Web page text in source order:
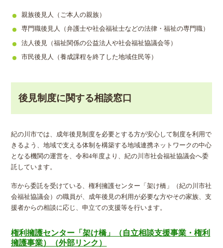
親族後見人（ご本人の親族）
専門職後見人（弁護士や社会福祉士などの法律・福祉の専門職）
法人後見（福祉関係の公益法人や社会福祉協議会等）
市民後見人（養成課程を終了した地域住民等）
後見制度に関する相談窓口
紀の川市では、成年後見制度を必要とする方が安心して制度を利用で
きるよう、地域で支える体制を構築する地域連携ネットワークの中心
となる機関の運営を、令和4年度より、紀の川市社会福祉協議会へ委
託しています。
市から委託を受けている、権利擁護センター「架け橋」（紀の川市社
会福祉協議会）の職員が、成年後見の利用が必要な方やその家族、支
援者からの相談に応じ、申立ての支援等を行います。
権利擁護センター「架け橋」（自立相談支援事業・権利
擁護事業）（外部リンク）